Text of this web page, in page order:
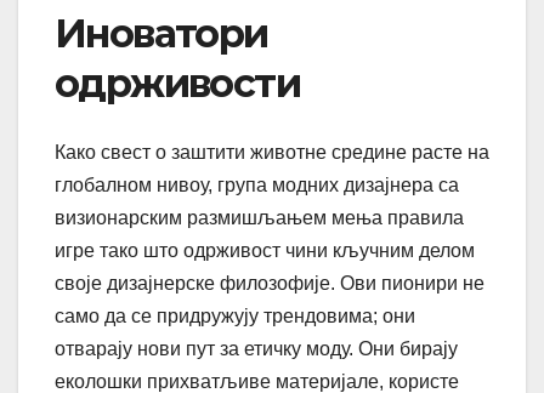
Иноватори
одрживости
Како свест о заштити животне средине расте на
глобалном нивоу, група модних дизајнера са
визионарским размишљањем мења правила
игре тако што одрживост чини кључним делом
своје дизајнерске филозофије. Ови пионири не
само да се придружују трендовима; они
отварају нови пут за етичку моду. Они бирају
еколошки прихватљиве материјале, користе